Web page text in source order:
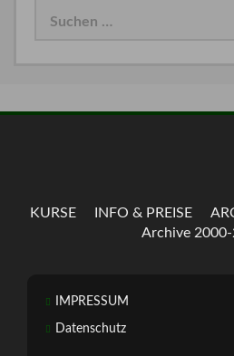
KURSE INFO & PREISE
Archive
IMPRESSUM
Datenschutz